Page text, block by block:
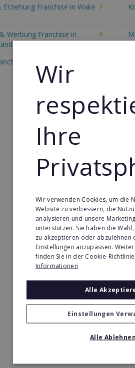
Erziehung Franchise in Wake
Werbung Franchise in
in Wake Islands
Wir
Ihre
Wir verwenden Cookies, um die
Website zu verbessern, die
analysieren und unsere
unterstützen. Sie haben die
zu akzeptieren oder abzulehnen
Einstellungen anzupassen.
finden Sie in der Cookie-
Informationen
Alle
Einstellungen
Alle Ablehnen